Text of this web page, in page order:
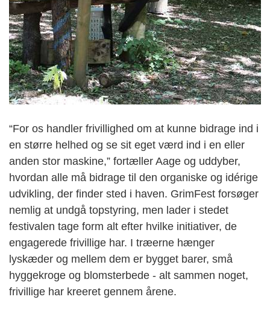
“For os handler frivillighed om at kunne bidrage ind i
en større helhed og se sit eget værd ind i en eller
anden stor maskine,” fortæller Aage og uddyber,
hvordan alle må bidrage til den organiske og idérige
udvikling, der finder sted i haven. GrimFest forsøger
nemlig at undgå topstyring, men lader i stedet
festivalen tage form alt efter hvilke initiativer, de
engagerede frivillige har. I træerne hænger
lyskæder og mellem dem er bygget barer, små
hyggekroge og blomsterbede - alt sammen noget,
frivillige har kreeret gennem årene.